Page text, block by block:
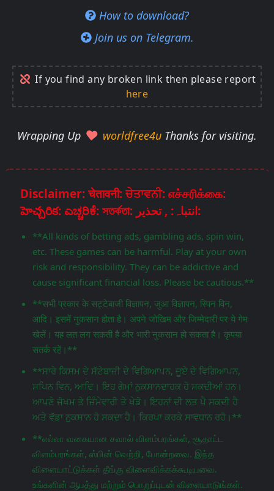
How to download?
Join us on Telegram.
If you find any broken link then please report
here
Wrapping Up worldfree4u Thanks for visiting.
Disclaimer: चेतावनी: ਚੇਤਾਵਨੀ: எச்சரிக்கை:
హెచ్చరిక: ಎಚ್ಚರಿಕೆ: সতর্কতা: انتباہ: , تحذير:
**All kinds of betting ads, gambling ads, spin win,
etc. These games can be harmful. Play at your own
risk and responsibility. They can be addictive and
cause significant financial loss. Please be cautious.**
**सभी प्रकार के सट्टेबाजी विज्ञापन, जुआ विज्ञापन, स्पिन विन,
आदि। इसमें नुकसान होता है। अपने जोखिम और जिम्मेदारी पर ये गेम
खेलें। यह लत लग सकती है और भारी नुकसान हो सकता है। कृपया
सतर्क रहें।**
**ਸਾਰੇ ਕਿਸਮ ਦੇ ਸੱਟੇਬਾਜ਼ੀ ਦੇ ਵਿਗਿਆਪਨ, ਜੂਏ ਦੇ ਵਿਗਿਆਪਨ,
ਸਪਿਨ ਵਿਨ, ਆਦਿ। ਇਹ ਗੇਮਾਂ ਨੁਕਸਾਨਦਾਹਕ ਹੋ ਸਕਦੀਆਂ ਹਨ।
ਆਪਣੇ ਜੋਖਮ ਤੇ ਜ਼ਿੰਮੇਵਾਰੀ ਤੇ ਖੇਡੋ। ਇਹਨਾਂ ਦੀ ਲਤ ਪੈ ਸਕਦੀ ਹੈ
ਅਤੇ ਵੱਡਾ ਨੁਕਸਾਨ ਹੋ ਸਕਦਾ ਹੈ। ਕਿਰਪਾ ਕਰਕੇ ਸਾਵਧਾਨ ਰਹੋ।**
**எல்லா வகையான சவால் விளம்பரங்கள், சூதாட்ட
விளம்பரங்கள், ஸ்பின் வெற்றி, போன்றவை. இந்த
விளையாட்டுக்கள் தீங்கு விளைவிக்கக்கூடியவை.
உங்களின் ஆபத்து மற்றும் பொறுப்புடன் விளையாடுங்கள்.